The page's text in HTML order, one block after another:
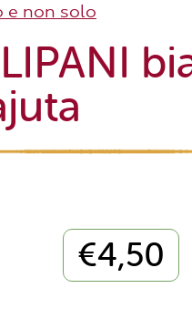
e non solo
€4,50